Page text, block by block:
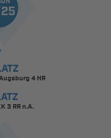
4 HR
3 RR n.A.